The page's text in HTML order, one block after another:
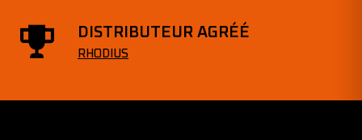
DISTRIBUTEUR AGRÉÉ
RHODIUS